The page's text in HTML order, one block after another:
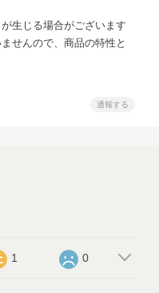
生じる場合がございます
せんので、商品の特性と
通報する
1 0